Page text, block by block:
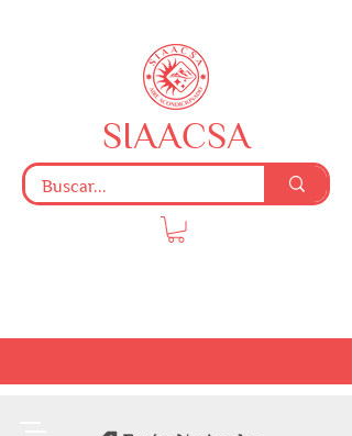
SIAACSA